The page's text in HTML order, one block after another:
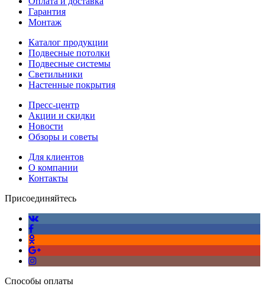
Гарантия
Монтаж
Каталог продукции
Подвесные потолки
Подвесные системы
Светильники
Настенные покрытия
Пресс-центр
Акции и скидки
Новости
Обзоры и советы
Для клиентов
О компании
Контакты
Присоединяйтесь
Способы оплаты